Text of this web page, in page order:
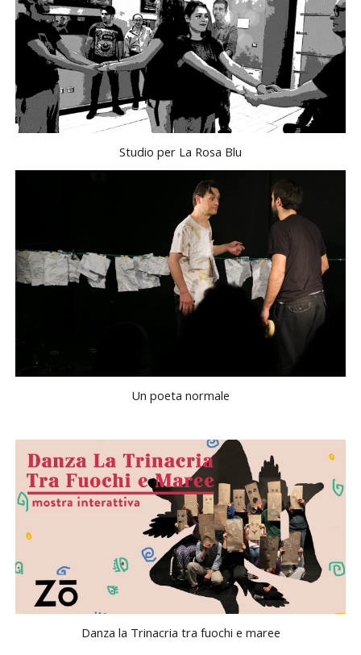
Studio per La Rosa Blu
Un poeta normale
Danza la Trinacria tra fuochi e maree